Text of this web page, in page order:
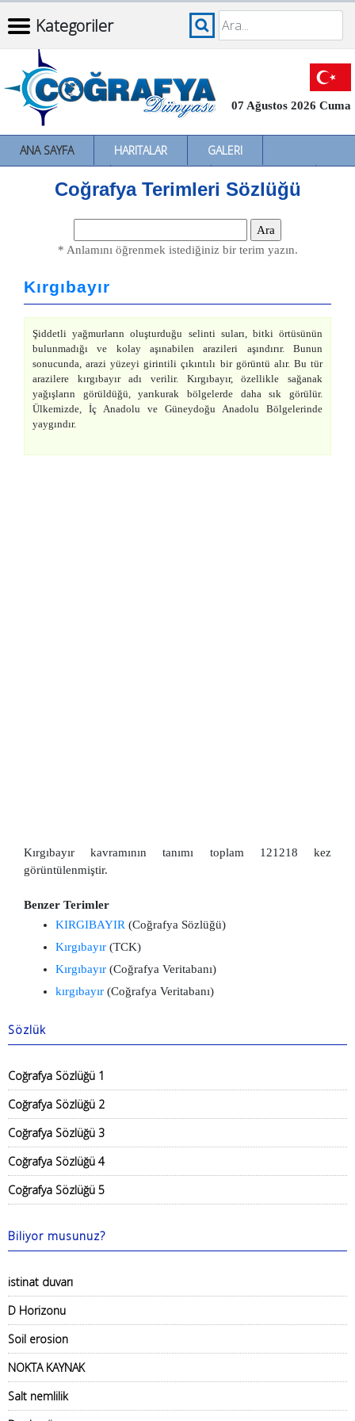
Kategoriler
07 Ağustos 2026 Cuma
ANA SAYFA HARITALAR
GALERI
İNCELEMELER
SÖZLÜKLER İL İL TÜRKIYE
Coğrafya Terimleri Sözlüğü
* Anlamını öğrenmek istediğiniz bir terim yazın.
Kırgıbayır
Şiddetli yağmurların oluşturduğu selinti suları, bitki örtüsünün
bulunmadığı ve kolay aşınabilen arazileri aşındırır. Bunun
sonucunda, arazi yüzeyi girintili çıkıntılı bir görüntü alır. Bu tür
arazilere kırgıbayır adı verilir. Kırgıbayır, özellikle sağanak
yağışların görüldüğü, yarıkurak bölgelerde daha sık görülür.
Ülkemizde, İç Anadolu ve Güneydoğu Anadolu Bölgelerinde
yaygındır.
Kırgıbayır kavramının tanımı toplam 121218 kez
görüntülenmiştir.
Benzer Terimler
KIRGIBAYIR (Coğrafya Sözlüğü)
Kırgıbayır (TCK)
Kırgıbayır (Coğrafya Veritabanı)
kırgıbayır (Coğrafya Veritabanı)
Sözlük
Coğrafya Sözlüğü 1
Coğrafya Sözlüğü 2
Coğrafya Sözlüğü 3
Coğrafya Sözlüğü 4
Coğrafya Sözlüğü 5
Biliyor musunuz?
istinat duvarı
D Horizonu
Soil erosion
NOKTA KAYNAK
Salt nemlilik